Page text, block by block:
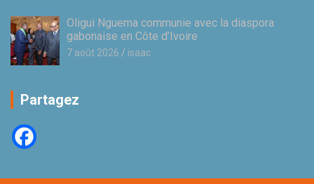
Oligui Nguema communie avec la diaspora
gabonaise en Côte d’Ivoire
7 août 2026 isaac
Partagez